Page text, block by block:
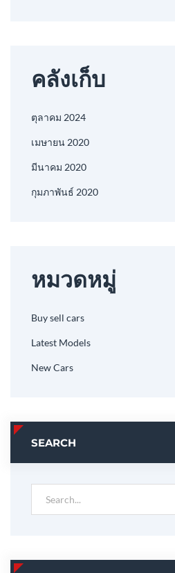
คลังเก็บ
ตุลาคม 2024
เมษายน 2020
มีนาคม 2020
กุมภาพันธ์ 2020
หมวดหมู่
Buy sell cars
Latest Models
New Cars
SEARCH